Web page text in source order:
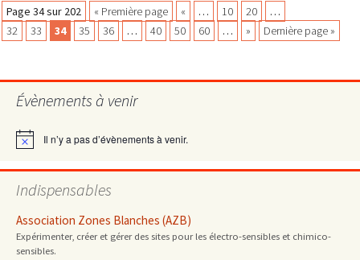
Navigation
des
articles
Page 34 sur 202 « Première page « … 10 20
…
32
33 34 35 36 … 40 50 60 … » Dernière page »
Évènements à venir
Notice Il n’y a pas d’évènements à venir.
Indispensables
Association Zones Blanches (AZB)
Expérimenter, créer et gérer des sites pour les électro-sensibles et chimico-
sensibles.